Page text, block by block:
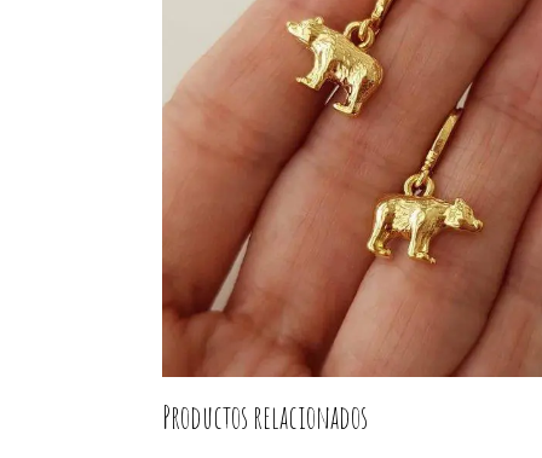
Productos relacionados